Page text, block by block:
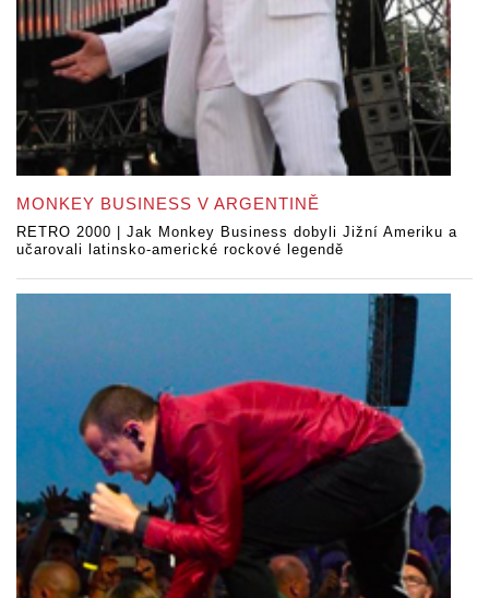
MONKEY BUSINESS V ARGENTINĚ
RETRO 2000 | Jak Monkey Business dobyli Jižní Ameriku a
učarovali latinsko-americké rockové legendě